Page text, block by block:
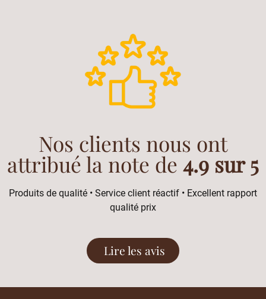
Nos clients nous ont
attribué la note de 4.9 sur 5
Produits de qualité • Service client réactif • Excellent rapport
qualité prix
Lire les avis